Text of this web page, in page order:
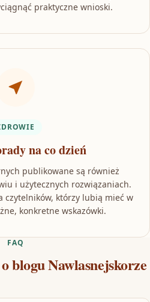
praktyczne wnioski.
na co dzień
publikowane są również
i użytecznych rozwiązaniach.
czytelników, którzy lubią mieć w
konkretne wskazówki.
FAQ
blogu Nawlasnejskorze